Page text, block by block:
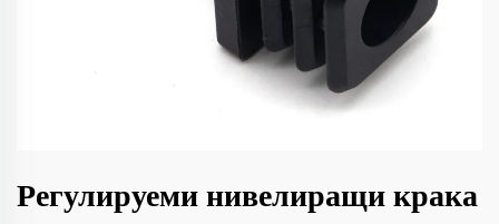
Регулируеми нивелиращи крака